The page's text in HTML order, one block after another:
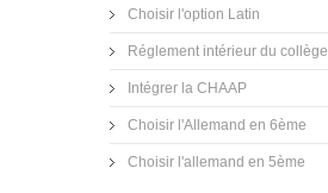
Choisir l'option Latin
Réglement intérieur du collège
Intégrer la CHAAP
Choisir l'Allemand en 6ème
Choisir l'allemand en 5ème